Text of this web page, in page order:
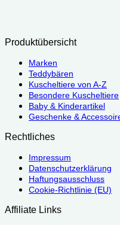
Produktübersicht
Marken
Teddybären
Kuscheltiere von A-Z
Besondere Kuscheltiere
Baby & Kinderartikel
Geschenke &
Rechtliches
Impressum
Datenschutzerklärung
Haftungsausschluss
Cookie-Richtlinie (EU)
Affiliate Links